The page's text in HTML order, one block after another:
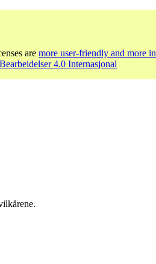
are more user-friendly and more
4.0 Internasjonal